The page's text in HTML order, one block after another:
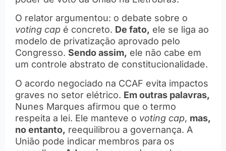
O relator argumentou: o debate sobre o
voting cap é concreto. De fato, ele se liga ao
modelo de privatização aprovado pelo
Congresso. Sendo assim, ele não cabe em
um controle abstrato de constitucionalidade.
O acordo negociado na CCAF evita impactos
graves no setor elétrico. Em outras palavras,
Nunes Marques afirmou que o termo
respeita a lei. Ele manteve o voting cap, mas,
no entanto, reequilibrou a governança. A
União pode indicar membros para os